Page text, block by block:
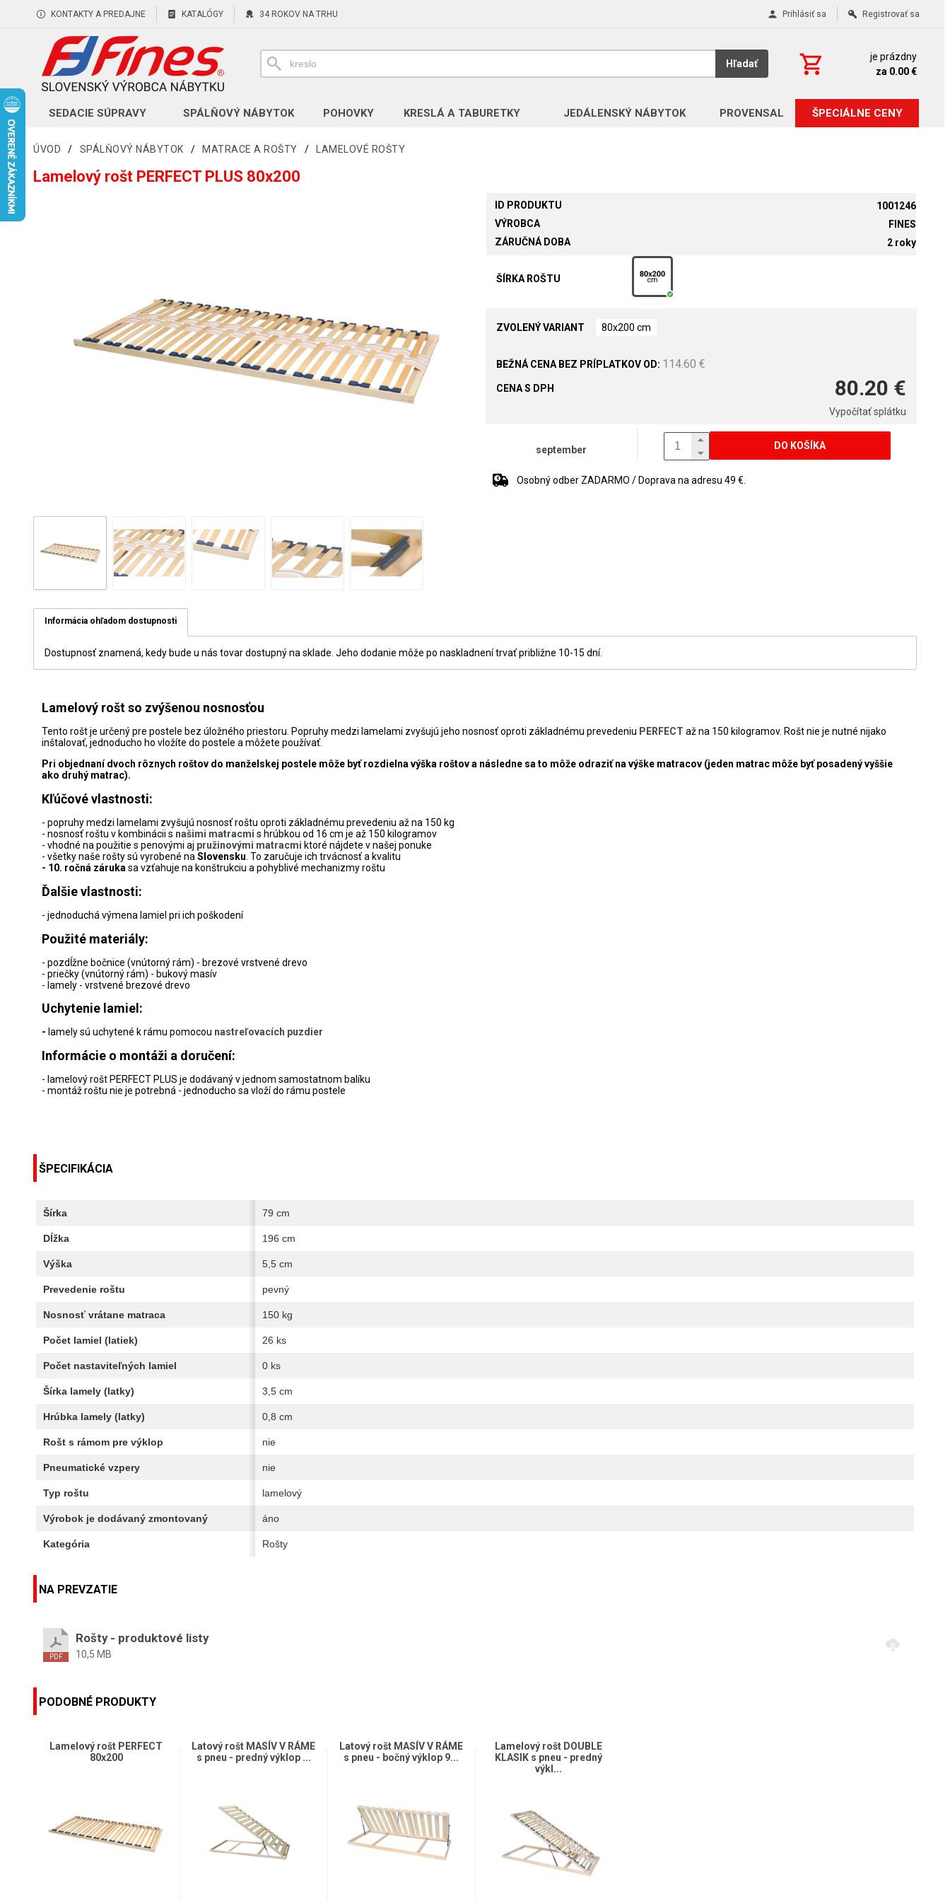
KONTAKTY A PREDAJNE KATALÓGY 34 ROKOV NA TRHU Prihlásiť sa Registrovať sa
Hľadať
je prázdny
za 0.00 €
SEDACIE SÚPRAVY SPÁLŇOVÝ NÁBYTOK POHOVKY KRESLÁ A TABURETKY JEDÁLENSKÝ NÁBYTOK PROVENSAL ŠPECIÁLNE CENY
ÚVOD / SPÁLŇOVÝ NÁBYTOK / MATRACE A ROŠTY / LAMELOVÉ ROŠTY
Lamelový rošt PERFECT PLUS 80x200
ID PRODUKTU
1001246
VÝROBCA
FINES
ZÁRUČNÁ DOBA
2 roky
ŠÍRKA ROŠTU
ZVOLENÝ VARIANT 80x200 cm
114.60 €
80.20 €
CENA S DPH
Vypočítať splátku
september DO KOŠÍKA
Osobný odber ZADARMO / Doprava na adresu 49 €.
Informácia ohľadom dostupnosti
Dostupnosť znamená, kedy bude u nás tovar dostupný na sklade. Jeho dodanie môže po naskladnení trvať približne 10-15 dní.
Lamelový rošt so zvýšenou nosnosťou
Tento rošt je určený pre postele bez úložného priestoru. Popruhy medzi lamelami zvyšujú jeho nosnosť oproti základnému prevedeniu PERFECT až na 150 kilogramov. Rošt nie je nutné nijako
inštalovať, jednoducho ho vložíte do postele a môžete používať.
Pri objednaní dvoch rôznych roštov do manželskej postele môže byť rozdielna výška roštov a následne sa to môže odraziť na výške matracov (jeden matrac môže byť posadený vyššie
ako druhý matrac).
Kľúčové vlastnosti:
- popruhy medzi lamelami zvyšujú nosnosť roštu oproti základnému prevedeniu až na 150 kg
- nosnosť roštu v kombinácii s našimi matracmi s hrúbkou od 16 cm je až 150 kilogramov
- vhodné na použitie s penovými aj pružinovými matracmi ktoré nájdete v našej ponuke
- všetky naše rošty sú vyrobené na Slovensku . To zaručuje ich trvácnosť a kvalitu
- 10. ročná záruka sa vzťahuje na konštrukciu a pohyblivé mechanizmy roštu
Ďalšie vlastnosti:
- jednoduchá výmena lamiel pri ich poškodení
Použité materiály:
- pozdĺžne bočnice (vnútorný rám) - brezové vrstvené drevo
- priečky (vnútorný rám) - bukový masív
- lamely - vrstvené brezové drevo
Uchytenie lamiel:
- lamely sú uchytené k rámu pomocou nastreľovacích puzdier
Informácie o montáži a doručení:
- lamelový rošt PERFECT PLUS je dodávaný v jednom samostatnom balíku
- montáž roštu nie je potrebná - jednoducho sa vloží do rámu postele
ŠPECIFIKÁCIA
Šírka 79 cm
Dĺžka 196 cm
Výška 5,5 cm
Prevedenie roštu pevný
Nosnosť vrátane matraca 150 kg
Počet lamiel (latiek) 26 ks
Počet nastaviteľných lamiel 0 ks
Šírka lamely (latky) 3,5 cm
Hrúbka lamely (latky) 0,8 cm
Rošt s rámom pre výklop nie
Pneumatické vzpery nie
Typ roštu lamelový
Výrobok je dodávaný zmontovaný áno
Kategória Rošty
NA PREVZATIE
Rošty - produktové listy
10,5 MB
PODOBNÉ PRODUKTY
Lamelový rošt PERFECT
80x200
Latový rošt MASÍV V RÁME
s pneu - predný výklop ...
Latový rošt MASÍV V RÁME
s pneu - bočný výklop 9...
Lamelový rošt DOUBLE
KLASIK s pneu - predný
výkl...